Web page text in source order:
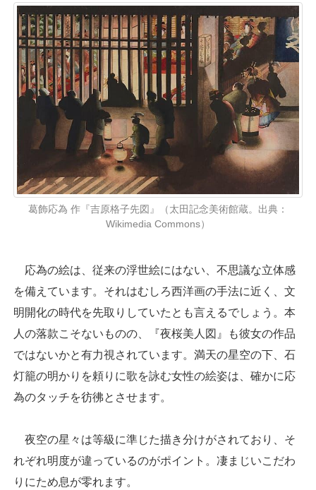
葛飾応為 作『吉原格子先図』（太田記念美術館蔵。出典：
Wikimedia Commons）
応為の絵は、従来の浮世絵にはない、不思議な立体感
を備えています。それはむしろ西洋画の手法に近く、文
明開化の時代を先取りしていたとも言えるでしょう。本
人の落款こそないものの、『夜桜美人図』も彼女の作品
ではないかと有力視されています。満天の星空の下、石
灯籠の明かりを頼りに歌を詠む女性の絵姿は、確かに応
為のタッチを彷彿とさせます。
夜空の星々は等級に準じた描き分けがされており、そ
れぞれ明度が違っているのがポイント。凄まじいこだわ
りにため息が零れます。